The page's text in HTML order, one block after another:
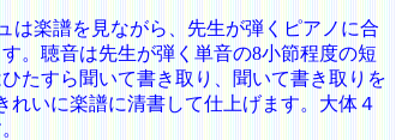
は楽譜を見ながら、先生が弾くピアノに合
。聴音は先生が弾く単音の8小節程度の短
たすら聞いて書き取り、聞いて書き取りを
いに楽譜に清書して仕上げます。大体４